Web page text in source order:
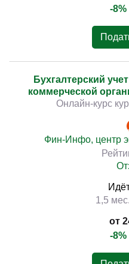
-8%
Бухгалтерский
коммерческой
Онлайн-курс
Фин-Инфо, центр
1,5
от
-8%